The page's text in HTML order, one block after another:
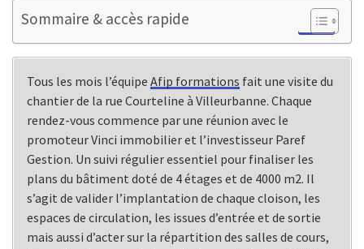
Sommaire & accès rapide
Tous les mois l’équipe Afip formations fait une visite du
chantier de la rue Courteline à Villeurbanne. Chaque
rendez-vous commence par une réunion avec le
promoteur Vinci immobilier et l’investisseur Paref
Gestion. Un suivi régulier essentiel pour finaliser les
plans du bâtiment doté de 4 étages et de 4000 m2. Il
s’agit de valider l’implantation de chaque cloison, les
espaces de circulation, les issues d’entrée et de sortie
mais aussi d’acter sur la répartition des salles de cours,